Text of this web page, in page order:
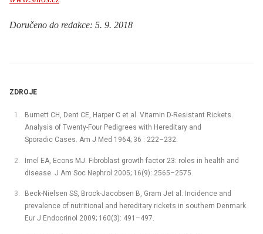
Doručeno do redakce: 5. 9. 2018
ZDROJE
Burnett CH, Dent CE, Harper C et al. Vitamin D-Resistant Rickets.
Analysis of Twenty-Four Pedigrees with Hereditary and
Sporadic Cases. Am J Med 1964; 36 : 222–232.
Imel EA, Econs MJ. Fibroblast growth factor 23: roles in health and
disease. J Am Soc Nephrol 2005; 16(9): 2565–2575.
Beck-Nielsen SS, Brock-Jacobsen B, Gram Jet al. Incidence and
prevalence of nutritional and hereditary rickets in southern Denmark.
Eur J Endocrinol 2009; 160(3): 491–497.